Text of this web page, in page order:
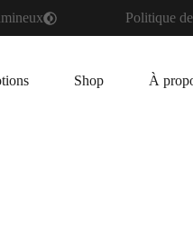
Politique
Shop
À